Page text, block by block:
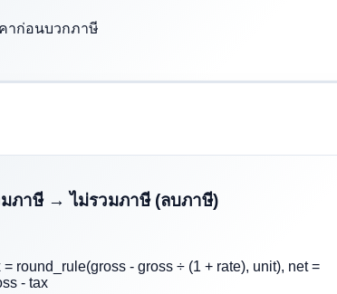
าก่อนบวกภาษี
มภาษี → ไม่รวมภาษี (ลบภาษี)
= round_rule(gross - gross ÷ (1 + rate), unit), net =
- tax